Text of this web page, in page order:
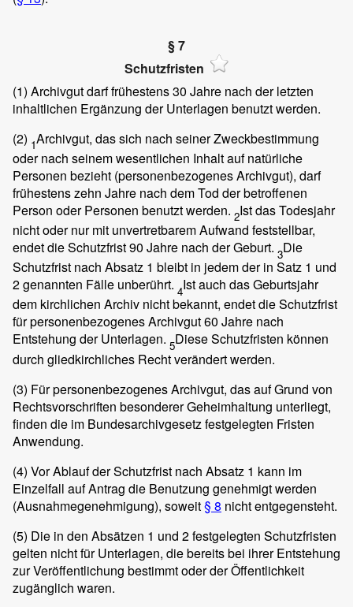
§ 7
Schutzfristen
(1) Archivgut darf frühestens 30 Jahre nach der letzten
inhaltlichen Ergänzung der Unterlagen benutzt werden.
(2) 1Archivgut, das sich nach seiner Zweckbestimmung
oder nach seinem wesentlichen Inhalt auf natürliche
Personen bezieht (personenbezogenes Archivgut), darf
frühestens zehn Jahre nach dem Tod der betroffenen
Person oder Personen benutzt werden. 2Ist das Todesjahr
nicht oder nur mit unvertretbarem Aufwand feststellbar,
endet die Schutzfrist 90 Jahre nach der Geburt. 3Die
Schutzfrist nach Absatz 1 bleibt in jedem der in Satz 1 und
2 genannten Fälle unberührt. 4Ist auch das Geburtsjahr
dem kirchlichen Archiv nicht bekannt, endet die Schutzfrist
für personenbezogenes Archivgut 60 Jahre nach
Entstehung der Unterlagen. 5Diese Schutzfristen können
durch gliedkirchliches Recht verändert werden.
(3) Für personenbezogenes Archivgut, das auf Grund von
Rechtsvorschriften besonderer Geheimhaltung unterliegt,
finden die im Bundesarchivgesetz festgelegten Fristen
Anwendung.
(4) Vor Ablauf der Schutzfrist nach Absatz 1 kann im
Einzelfall auf Antrag die Benutzung genehmigt werden
(Ausnahmegenehmigung), soweit§ 8 nicht entgegensteht.
(5) Die in den Absätzen 1 und 2 festgelegten Schutzfristen
gelten nicht für Unterlagen, die bereits bei ihrer Entstehung
zur Veröffentlichung bestimmt oder der Öffentlichkeit
zugänglich waren.